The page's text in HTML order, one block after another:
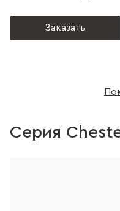
Заказать
Серия